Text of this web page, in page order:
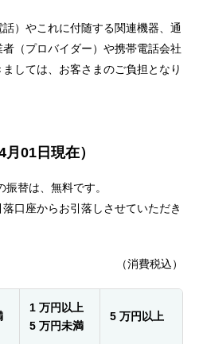
）やこれに付随する関連機器、通
（プロバイダー）や携帯電話会社
しては、お客さまのご負担となり
01日現在）
替は、無料です。
口座からお引落しさせていただき
（消費税込）
1 万円以上
5 万円未満
5 万円以上